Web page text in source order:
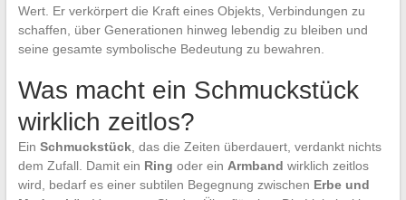
Wert. Er verkörpert die Kraft eines Objekts, Verbindungen zu
schaffen, über Generationen hinweg lebendig zu bleiben und
seine gesamte symbolische Bedeutung zu bewahren.
Was macht ein Schmuckstück
wirklich zeitlos?
Ein Schmuckstück, das die Zeiten überdauert, verdankt nichts
dem Zufall. Damit ein Ring oder ein Armband wirklich zeitlos
wird, bedarf es einer subtilen Begegnung zwischen Erbe und